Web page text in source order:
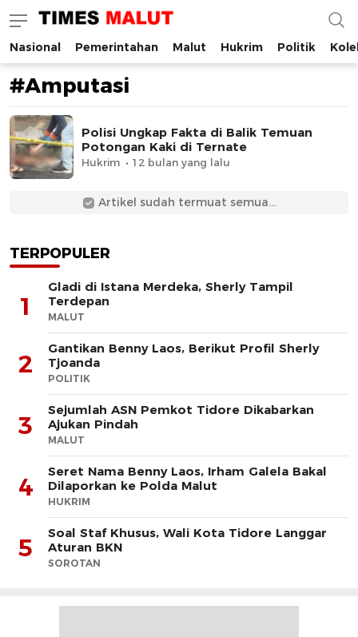
Times Malut
Berita Maluku Utara Terbaru
Nasional Pemerintahan Malut Hukrim Politik
#Amputasi
Polisi Ungkap Fakta di Balik Temuan
Potongan Kaki di Ternate
Hukrim 12 bulan yang lalu
Artikel sudah termuat semua...
TERPOPULER
1
Gladi di Istana Merdeka, Sherly Tampil
Terdepan
MALUT
2
Gantikan Benny Laos, Berikut Profil Sherly
Tjoanda
POLITIK
3
Sejumlah ASN Pemkot Tidore Dikabarkan
Ajukan Pindah
MALUT
4
Seret Nama Benny Laos, Irham Galela Bakal
Dilaporkan ke Polda Malut
HUKRIM
5
Soal Staf Khusus, Wali Kota Tidore Langgar
Aturan BKN
SOROTAN